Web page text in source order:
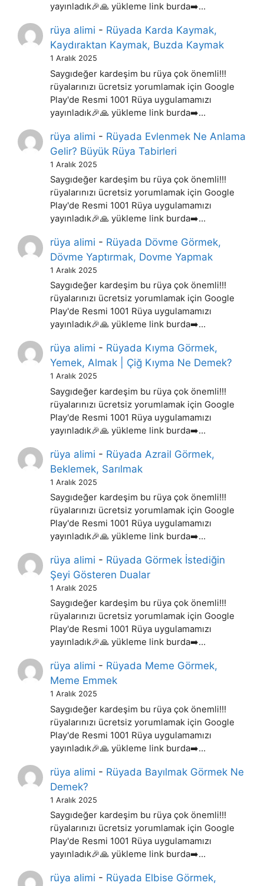
yayınladık🎉🙏 yükleme link burda➡️…
rüya alimi - Rüyada Karda Kaymak,
Kaydıraktan Kaymak, Buzda Kaymak
1 Aralık 2025
Saygıdeğer kardeşim bu rüya çok önemli!!!
rüyalarınızı ücretsiz yorumlamak için Google
Play'de Resmi 1001 Rüya uygulamamızı
yayınladık🎉🙏 yükleme link burda➡️…
rüya alimi - Rüyada Evlenmek Ne Anlama
Gelir? Büyük Rüya Tabirleri
1 Aralık 2025
Saygıdeğer kardeşim bu rüya çok önemli!!!
rüyalarınızı ücretsiz yorumlamak için Google
Play'de Resmi 1001 Rüya uygulamamızı
yayınladık🎉🙏 yükleme link burda➡️…
rüya alimi - Rüyada Dövme Görmek,
Dövme Yaptırmak, Dovme Yapmak
1 Aralık 2025
Saygıdeğer kardeşim bu rüya çok önemli!!!
rüyalarınızı ücretsiz yorumlamak için Google
Play'de Resmi 1001 Rüya uygulamamızı
yayınladık🎉🙏 yükleme link burda➡️…
rüya alimi - Rüyada Kıyma Görmek,
Yemek, Almak | Çiğ Kıyma Ne Demek?
1 Aralık 2025
Saygıdeğer kardeşim bu rüya çok önemli!!!
rüyalarınızı ücretsiz yorumlamak için Google
Play'de Resmi 1001 Rüya uygulamamızı
yayınladık🎉🙏 yükleme link burda➡️…
rüya alimi - Rüyada Azrail Görmek,
Beklemek, Sarılmak
1 Aralık 2025
Saygıdeğer kardeşim bu rüya çok önemli!!!
rüyalarınızı ücretsiz yorumlamak için Google
Play'de Resmi 1001 Rüya uygulamamızı
yayınladık🎉🙏 yükleme link burda➡️…
rüya alimi - Rüyada Görmek İstediğin
Şeyi Gösteren Dualar
1 Aralık 2025
Saygıdeğer kardeşim bu rüya çok önemli!!!
rüyalarınızı ücretsiz yorumlamak için Google
Play'de Resmi 1001 Rüya uygulamamızı
yayınladık🎉🙏 yükleme link burda➡️…
rüya alimi - Rüyada Meme Görmek,
Meme Emmek
1 Aralık 2025
Saygıdeğer kardeşim bu rüya çok önemli!!!
rüyalarınızı ücretsiz yorumlamak için Google
Play'de Resmi 1001 Rüya uygulamamızı
yayınladık🎉🙏 yükleme link burda➡️…
rüya alimi - Rüyada Bayılmak Görmek Ne
Demek?
1 Aralık 2025
Saygıdeğer kardeşim bu rüya çok önemli!!!
rüyalarınızı ücretsiz yorumlamak için Google
Play'de Resmi 1001 Rüya uygulamamızı
yayınladık🎉🙏 yükleme link burda➡️…
rüya alimi - Rüyada Elbise Görmek,